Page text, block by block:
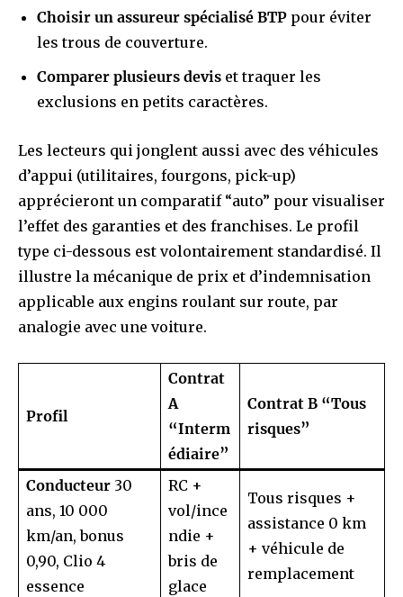
Choisir un assureur spécialisé BTP pour éviter
les trous de couverture.
Comparer plusieurs devis et traquer les
exclusions en petits caractères.
Les lecteurs qui jonglent aussi avec des véhicules
d’appui (utilitaires, fourgons, pick-up)
apprécieront un comparatif “auto” pour visualiser
l’effet des garanties et des franchises. Le profil
type ci-dessous est volontairement standardisé. Il
illustre la mécanique de prix et d’indemnisation
applicable aux engins roulant sur route, par
analogie avec une voiture.
Profil
Contrat
A
“Interm
édiaire”
Contrat B “Tous
risques”
Conducteur 30
ans, 10 000
km/an, bonus
0,90, Clio 4
essence
RC +
vol/ince
ndie +
bris de
glace
Tous risques +
assistance 0 km
+ véhicule de
remplacement